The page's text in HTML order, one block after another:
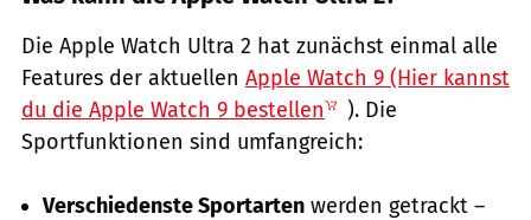
Die Apple Watch Ultra 2 hat zunächst einmal alle
Features der aktuellen Apple Watch 9 (Hier kannst
du die Apple Watch 9 bestellen
). Die
Sportfunktionen sind umfangreich:
Verschiedenste Sportarten werden getrackt –